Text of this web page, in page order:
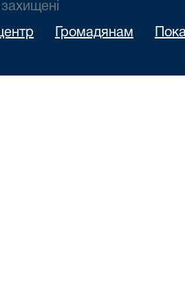
Громадянам